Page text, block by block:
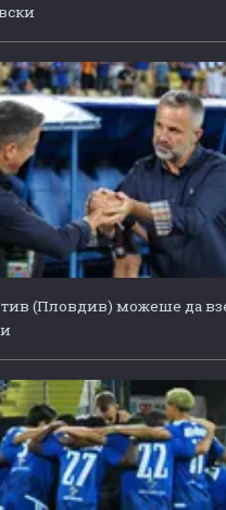
(Пловдив) можеше да